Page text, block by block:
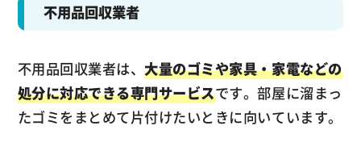
不用品回収業者
不用品回収業者は、大量のゴミや家具・家電などの
処分に対応できる専門サービスです。部屋に溜まっ
たゴミをまとめて片付けたいときに向いています。